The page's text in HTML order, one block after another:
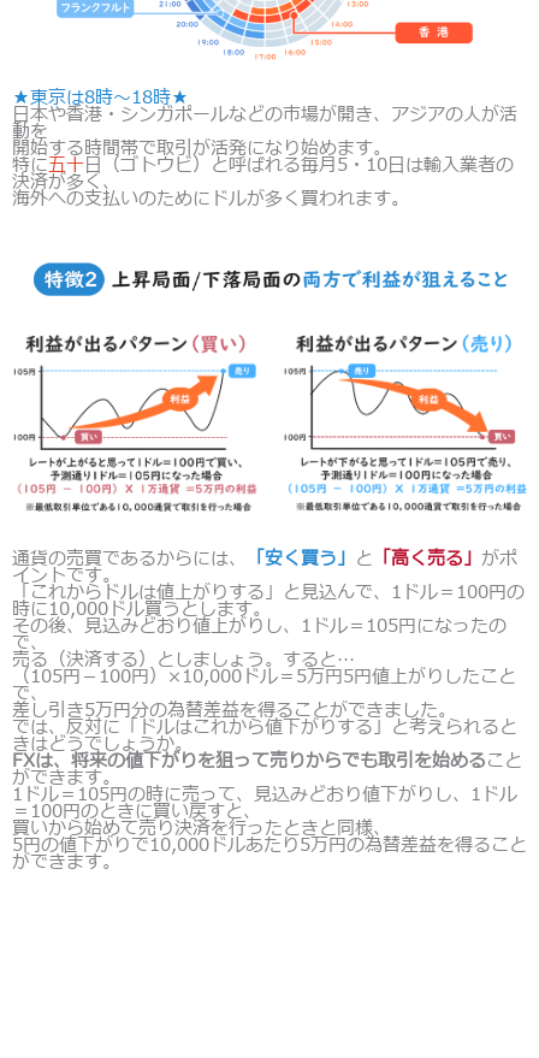
★東京は8時～18時★
日本や香港・シンガポールなどの市場が開き、アジアの人が活
動を
開始する時間帯で取引が活発になり始めます。
特に五十日（ゴトウビ）と呼ばれる毎月5・10日は輸入業者の
決済が多く、
海外への支払いのためにドルが多く買われます。
通貨の売買であるからには、 「安く買う」 と 「高く売る」 がポ
イントです。
「これからドルは値上がりする」と見込んで、1ドル＝100円の
時に10,000ドル買うとします。
その後、見込みどおり値上がりし、1ドル＝105円になったの
で、
売る（決済する）としましょう。すると…
（105円－100円）×10,000ドル＝5万円5円値上がりしたこと
で、
差し引き5万円分の為替差益を得ることができました。
では、反対に「ドルはこれから値下がりする」と考えられると
きはどうでしょうか。
FXは、将来の値下がりを狙って売りからでも取引を始めること
ができます。
1ドル＝105円の時に売って、見込みどおり値下がりし、1ドル
＝100円のときに買い戻すと、
買いから始めて売り決済を行ったときと同様、
5円の値下がりで10,000ドルあたり5万円の為替差益を得ること
ができます。